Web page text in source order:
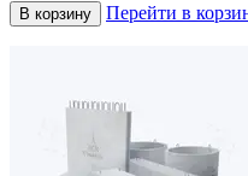
В корзину Перейти в